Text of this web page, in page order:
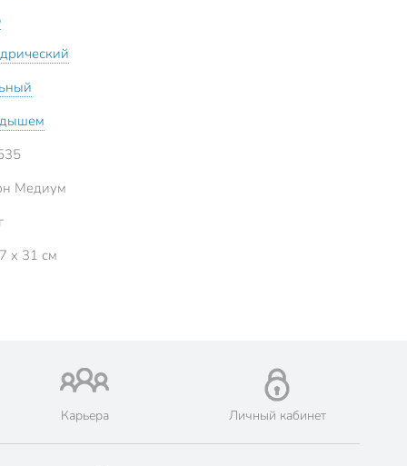
Медиум
x 31 см
Карьера Личный кабинет